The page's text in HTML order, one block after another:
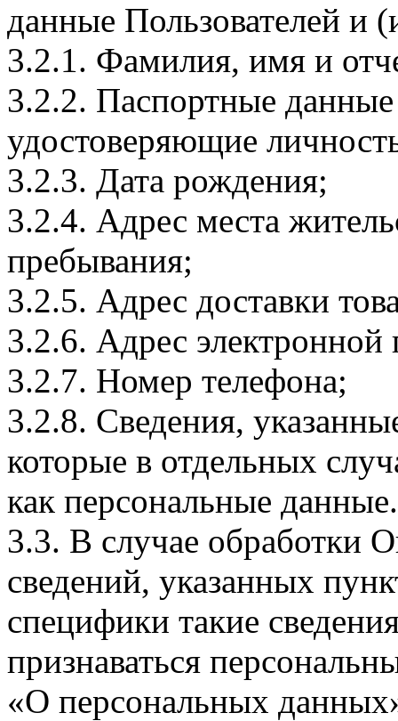
данные Пользователей и
3.2.1. Фамилия, имя и
3.2.2. Паспортные
удостоверяющие
3.2.3. Дата рождения;
3.2.4. Адрес места
пребывания;
3.2.5. Адрес доставки
3.2.6. Адрес электронной
3.2.7. Номер телефона;
3.2.8. Сведения,
которые в отдельных
как персональные данные.
3.3. В случае обработки
сведений, указанных
специфики такие
признаваться
«О персональных